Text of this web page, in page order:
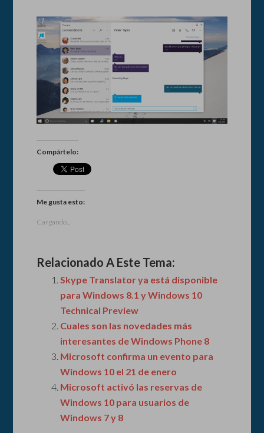
Compártelo:
Me gusta esto:
Cargando...
Relacionado A Este Tema:
Skype Translator ya está disponible
para Windows 8.1 y Windows 10
Technical Preview
Cuales son las novedades más
interesantes de Windows Phone 8
Microsoft confirma un evento para
Windows 10 el 21 de enero
Microsoft activó las reservas de
Windows 10 para usuarios de
Windows 7 y 8